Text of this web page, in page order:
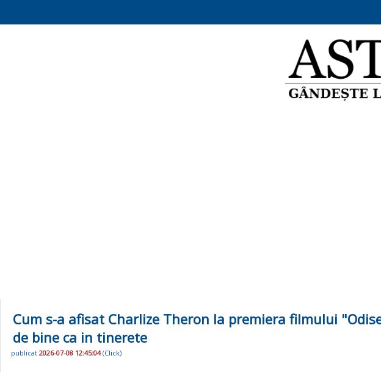
Cum s-a afisat Charlize Theron la premiera filmului
de bine ca in tinerete
publicat 2026-07-08 12:45:04(Click)